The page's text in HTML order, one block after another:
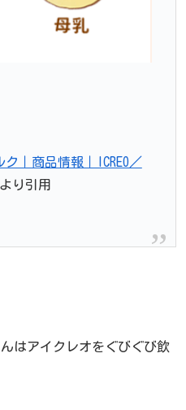
｜商品情報｜ICREO／
より引用
はアイクレオをぐびぐび飲